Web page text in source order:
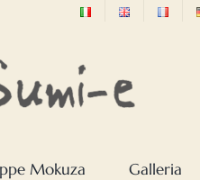
Mokuza Galleria